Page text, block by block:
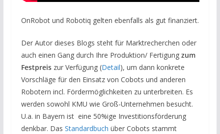
OnRobot und Robotiq gelten ebenfalls als gut finanziert.
Der Autor dieses Blogs steht für Marktrecherchen oder
auch einen Gang durch Ihre Produktion/ Fertigung zum
Festpreiszur Verfügung (Detail), um dann konkrete
Vorschläge für den Einsatz von Cobots und anderen
Robotern incl. Fördermöglichkeiten zu unterbreiten. Es
werden sowohl KMU wie Groß-Unternehmen besucht.
U.a. in Bayern ist eine 50%ige Investitionsförderung
denkbar. Das Standardbuch über Cobots stammt